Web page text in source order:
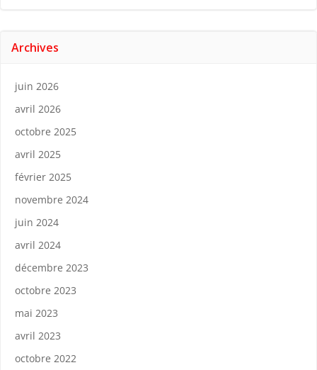
Archives
juin 2026
avril 2026
octobre 2025
avril 2025
février 2025
novembre 2024
juin 2024
avril 2024
décembre 2023
octobre 2023
mai 2023
avril 2023
octobre 2022